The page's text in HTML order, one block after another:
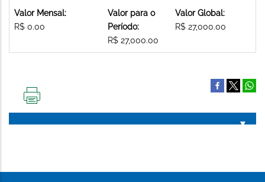
Valor Mensal:
R$ 0.00
Valor para o
Período:
R$ 27,000.00
Valor Global:
R$ 27,000.00
PÁGINA